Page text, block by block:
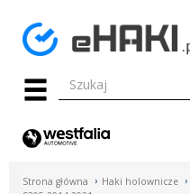
Menu
HAKI
Strona główna Haki holownicze